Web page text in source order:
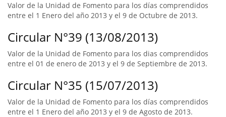
Valor de la Unidad de Fomento para los días comprendidos
entre el 1 Enero del año 2013 y el 9 de Octubre de 2013.
Circular N°39 (13/08/2013)
Valor de la Unidad de Fomento para los dias comprendidos
entre el 01 de enero de 2013 y el 9 de Septiembre de 2013.
Circular N°35 (15/07/2013)
Valor de la Unidad de Fomento para los días comprendidos
entre el 1 Enero del año 2013 y el 9 de Agosto de 2013.